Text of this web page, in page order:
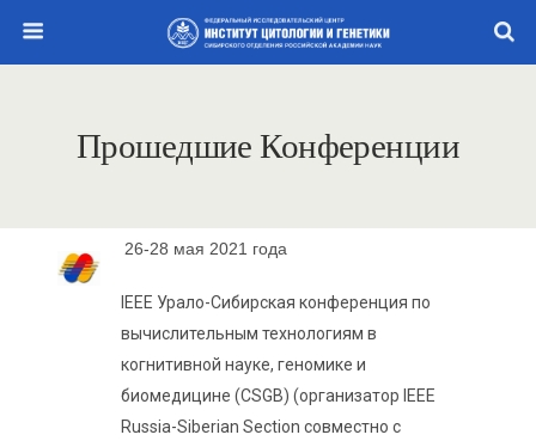
Прошедшие Конференции
26-28 мая 2021 года
IEEE Урало-Сибирская конференция по
вычислительным технологиям в
когнитивной науке, геномике и
биомедицине (CSGB) (организатор IEEE
Russia-Siberian Section совместно с